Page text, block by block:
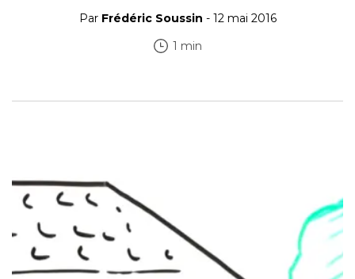
Par Frédéric Soussin - 12 mai 2016
1 min